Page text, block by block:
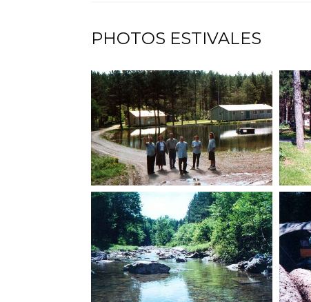
PHOTOS ESTIVALES